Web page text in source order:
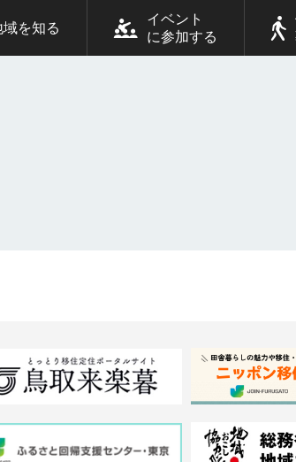
域を知る
イベント
に参加する